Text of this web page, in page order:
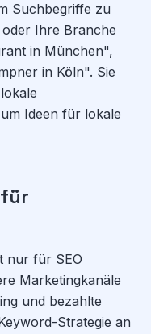
Suchbegriffe zu
Ihre Branche
in München",
in Köln". Sie
Ideen für lokale
nur für SEO
Marketingkanäle
und bezahlte
Strategie an